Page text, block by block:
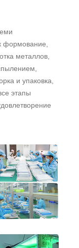
формование,
металлов,
и упаковка,
этапы